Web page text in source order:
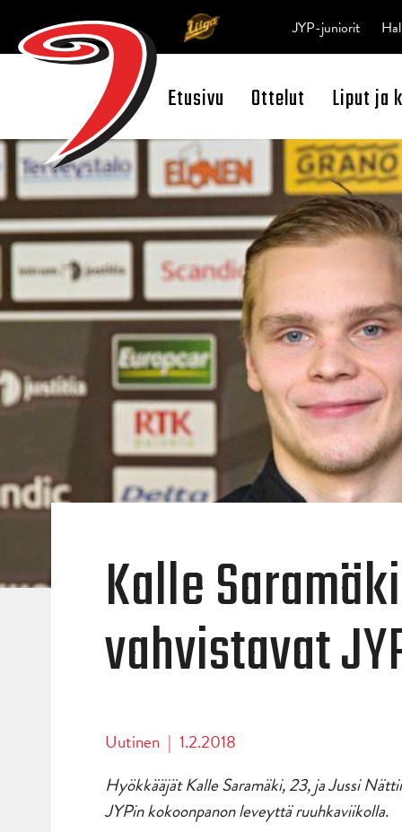
Open Search
Etusivu Ottelut Liput ja
JYP-juniorit
Kalle
vahvistavat
Uutinen | 1.2.2018
Hyökkääjät Kalle Saramäki, 23, ja Jussi
JYPin kokoonpanon leveyttä ruuhkaviikolla.